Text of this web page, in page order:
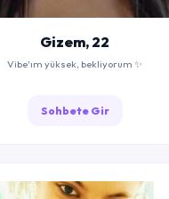
Gizem, 22
Vibe'ım yüksek, bekliyorum ✨
Sohbete Gir